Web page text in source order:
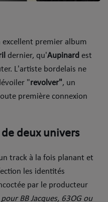
premier album
dernier, qu'Aupinard est
L'artiste bordelais ne
"revolver", un
première connexion
deux univers
track à la fois planant et
les identités
par le producteur
BB Jacques, 63OG ou